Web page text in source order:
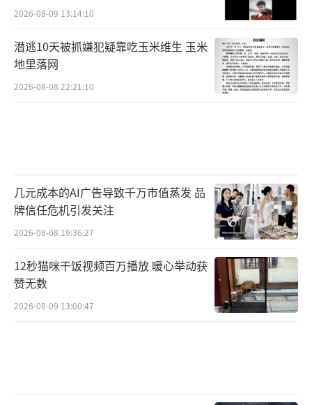
2026-08-09 13:14:10
潜逃10天被抓嫌犯疑靠吃玉米维生 玉米
地里落网
2026-08-08 22:21:10
几元成本的AI广告导致千万市值蒸发 品
牌信任危机引发关注
2026-08-08 19:36:27
12秒猫咪干饭视频百万播放 暖心举动获
赞无数
2026-08-09 13:00:47